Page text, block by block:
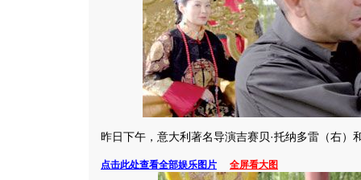
昨日下午，意大利著名导演吉赛贝·托纳多雷（右）
点击此处查看全部娱乐图片 全屏看大图